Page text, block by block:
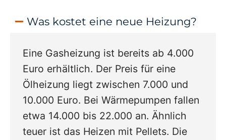
Was kostet eine neue Heizung?
Eine Gasheizung ist bereits ab 4.000
Euro erhältlich. Der Preis für eine
Ölheizung liegt zwischen 7.000 und
10.000 Euro. Bei Wärmepumpen fallen
etwa 14.000 bis 22.000 an. Ähnlich
teuer ist das Heizen mit Pellets. Die